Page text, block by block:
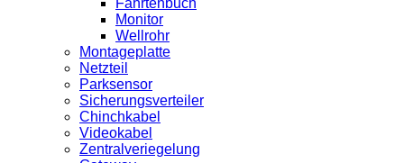
Monitor
Wellrohr
Montageplatte
Netzteil
Parksensor
Sicherungsverteiler
Chinchkabel
Videokabel
Zentralveriegelung